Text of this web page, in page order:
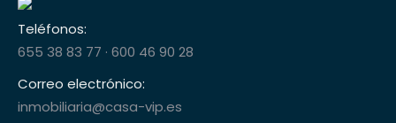
Teléfonos:
655 38 83 77 · 600 46 90 28
Correo electrónico:
inmobiliaria@casa-vip.es